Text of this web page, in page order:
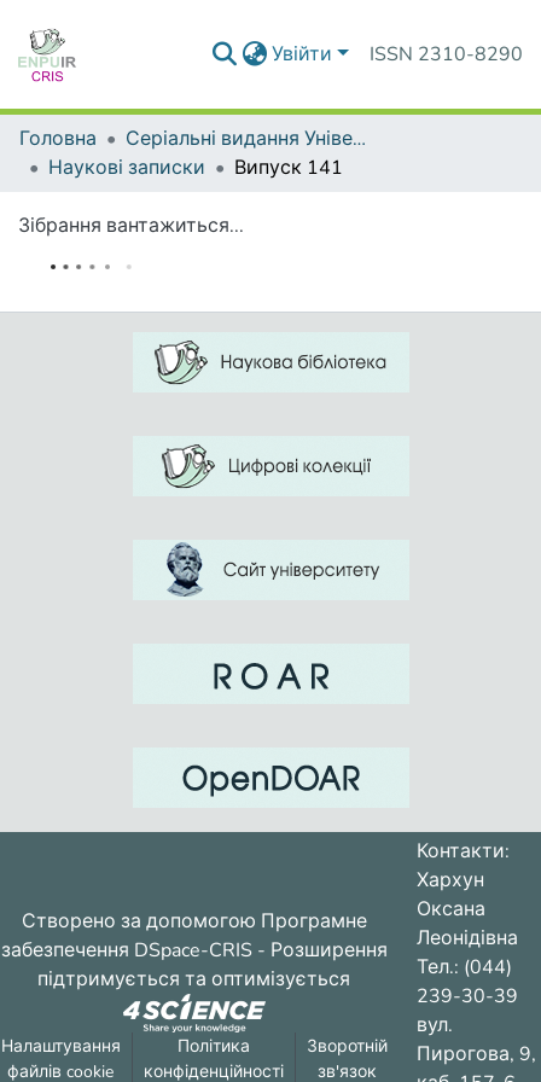
Увійти ISSN 2310-8290
Головна
Серіальні видання Університету
Наукові записки
Випуск 141
Зібрання вантажиться...
Створено за допомогою Програмне
забезпечення DSpace-CRIS - Розширення
підтримується та оптимізується
Налаштування
файлів cookie
Політика
конфіденційності
Зворотній
зв'язок
Контакти:
Хархун
Оксана
Леонідівна
Тел.: (044)
239-30-39
вул.
Пирогова, 9,